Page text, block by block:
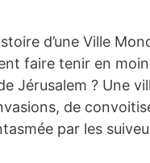
d’une Ville
faire tenir en
Jérusalem ? Une
de
par les